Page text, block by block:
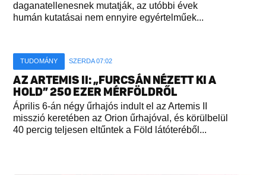
daganatellenesnek mutatják, az utóbbi évek
humán kutatásai nem ennyire egyértelműek...
TUDOMÁNY SZERDA 07:02
AZ ARTEMIS II: „FURCSÁN NÉZETT KI A
HOLD” 250 EZER MÉRFÖLDRŐL
Április 6-án négy űrhajós indult el az Artemis II
misszió keretében az Orion űrhajóval, és körülbelül
40 percig teljesen eltűntek a Föld látóteréből...